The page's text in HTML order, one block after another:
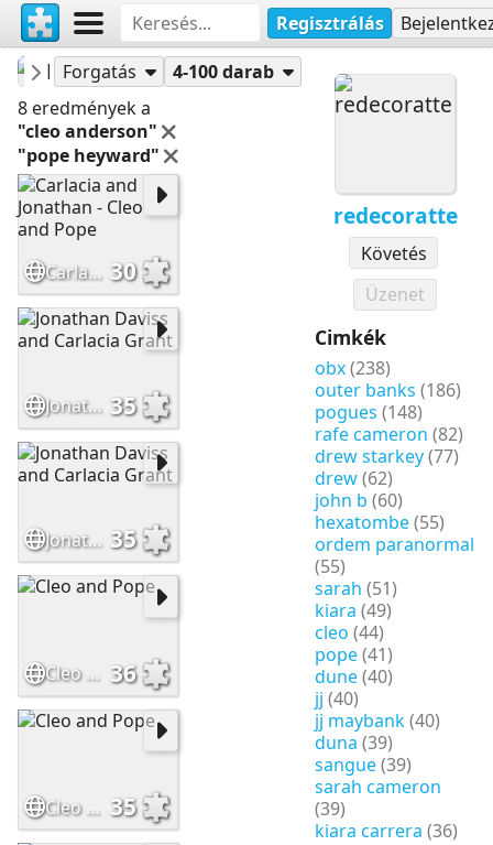
Regisztrálás
redecoratte
Követés
Üzenet
Cimkék
obx(238)
outer banks (186)
pogues (148)
rafe cameron (82)
drew starkey(77)
drew(62)
john b (60)
hexatombe(55)
ordem paranormal
(55)
sarah (51)
kiara (49)
cleo (44)
pope(41)
dune(40)
jj (40)
jj maybank(40)
duna (39)
sangue(39)
sarah cameron
(39)
kiara carrera (36)
redecoratte
Puzzle-ok
Forgatás
4-100 darab
8 eredmények a
"cleo anderson"
"pope heyward"
Carlacia and Jonathan - Cleo and Pope 30
Jonathan Daviss and Carlacia Grant 35
Jonathan Daviss and Carlacia Grant 35
Cleo and Pope 36
Cleo and Pope 35